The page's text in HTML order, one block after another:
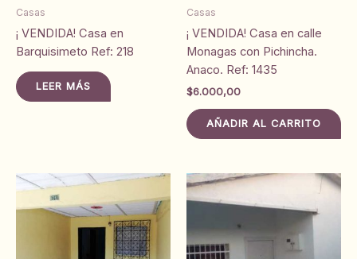
Casas
¡ VENDIDA! Casa en
Barquisimeto Ref: 218
LEER MÁS
Casas
¡ VENDIDA! Casa en calle
Monagas con Pichincha.
Anaco. Ref: 1435
$6.000,00
AÑADIR AL CARRITO